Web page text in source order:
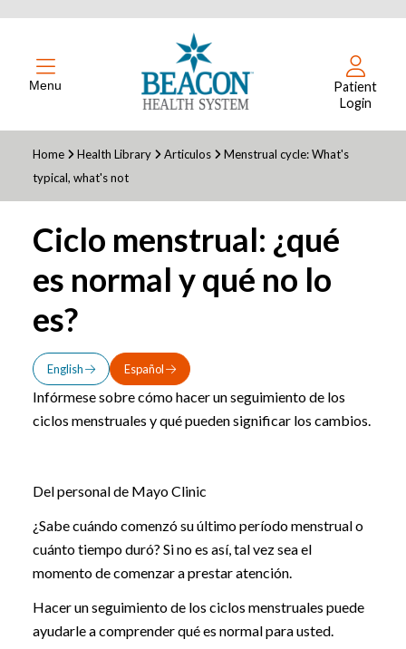
Menu
Patient
Login
Home Health Library Articulos
Menstrual cycle: What's
typical, what's not
Ciclo menstrual: ¿qué
es normal y qué no lo
es?
English Español
Infórmese sobre cómo hacer un seguimiento de los
ciclos menstruales y qué pueden significar los cambios.
Del personal de Mayo Clinic
¿Sabe cuándo comenzó su último período menstrual o
cuánto tiempo duró? Si no es así, tal vez sea el
momento de comenzar a prestar atención.
Hacer un seguimiento de los ciclos menstruales puede
ayudarle a comprender qué es normal para usted.